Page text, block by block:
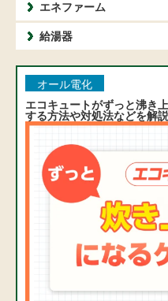
エネファーム
給湯器
オール電化
エコキュートがずっと沸き
する方法や対処法などを解説